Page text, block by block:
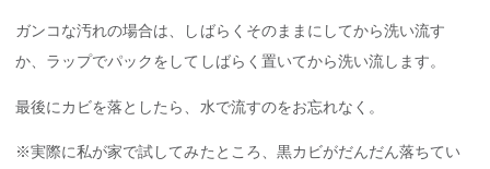
ガンコな汚れの場合は、しばらくそのままにしてから洗い流す
か、ラップでパックをしてしばらく置いてから洗い流します。
最後にカビを落としたら、水で流すのをお忘れなく。
※実際に私が家で試してみたところ、黒カビがだんだん落ちてい